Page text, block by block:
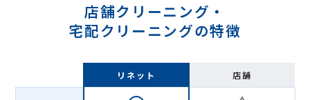
店舗クリーニング・
宅配クリーニングの特徴
リネット 店舗